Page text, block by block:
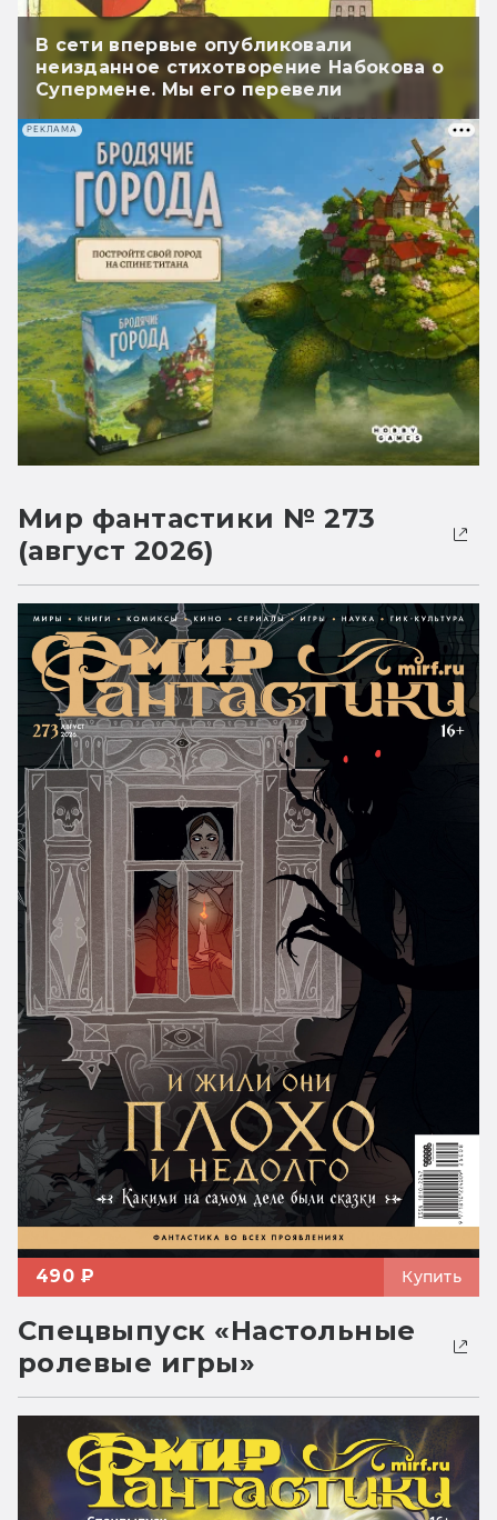
В сети впервые опубликовали
неизданное стихотворение Набокова о
Супермене. Мы его перевели
РЕКЛАМА
Мир фантастики № 273
(август 2026)
490 ₽ Купить
Спецвыпуск «Настольные
ролевые игры»